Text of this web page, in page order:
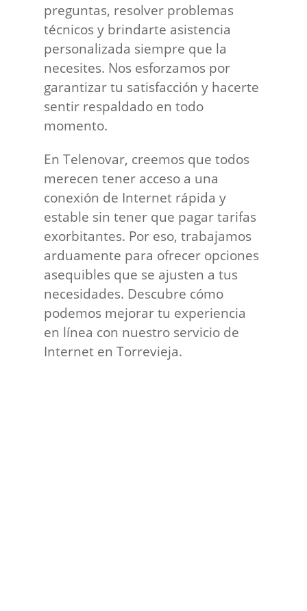
preguntas, resolver problemas
técnicos y brindarte asistencia
personalizada siempre que la
necesites. Nos esforzamos por
garantizar tu satisfacción y hacerte
sentir respaldado en todo
momento.
En Telenovar, creemos que todos
merecen tener acceso a una
conexión de Internet rápida y
estable sin tener que pagar tarifas
exorbitantes. Por eso, trabajamos
arduamente para ofrecer opciones
asequibles que se ajusten a tus
necesidades. Descubre cómo
podemos mejorar tu experiencia
en línea con nuestro servicio de
Internet en Torrevieja.